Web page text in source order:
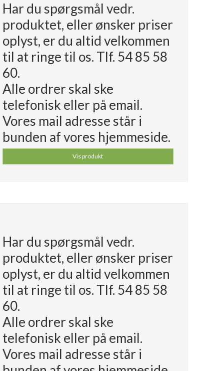
Har du spørgsmål vedr.
produktet, eller ønsker priser
oplyst, er du altid velkommen
til at ringe til os. Tlf. 54 85 58
60.
Alle ordrer skal ske
telefonisk eller på email.
Vores mail adresse står i
bunden af vores hjemmeside.
Vis produkt
Har du spørgsmål vedr.
produktet, eller ønsker priser
oplyst, er du altid velkommen
til at ringe til os. Tlf. 54 85 58
60.
Alle ordrer skal ske
telefonisk eller på email.
Vores mail adresse står i